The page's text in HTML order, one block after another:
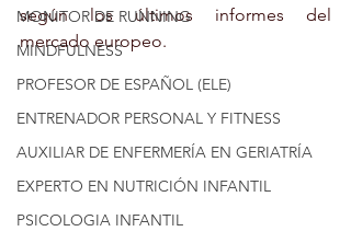
MONITOR DE RUNNING
MINDFULNESS
PROFESOR DE ESPAÑOL (ELE)
ENTRENADOR PERSONAL Y FITNESS
AUXILIAR DE ENFERMERÍA EN GERIATRÍA
EXPERTO EN NUTRICIÓN INFANTIL
PSICOLOGIA INFANTIL
según los últimos informes del
mercado europeo.